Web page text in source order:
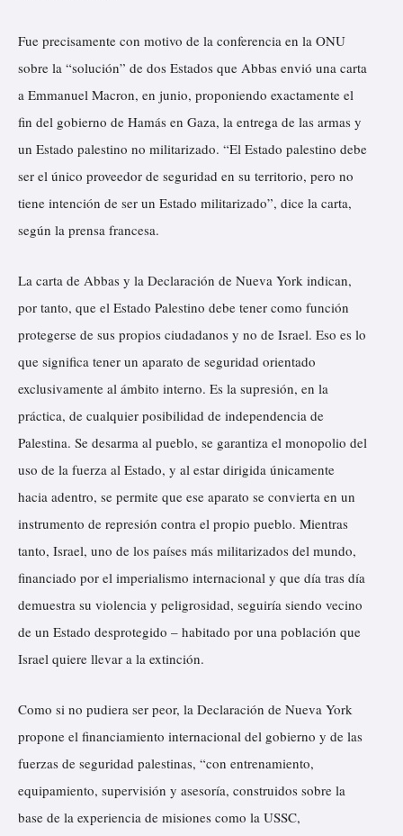
Fue precisamente con motivo de la conferencia en la ONU
sobre la “solución” de dos Estados que Abbas envió una carta
a Emmanuel Macron, en junio, proponiendo exactamente el
fin del gobierno de Hamás en Gaza, la entrega de las armas y
un Estado palestino no militarizado. “El Estado palestino debe
ser el único proveedor de seguridad en su territorio, pero no
tiene intención de ser un Estado militarizado”, dice la carta,
según la prensa francesa.
La carta de Abbas y la Declaración de Nueva York indican,
por tanto, que el Estado Palestino debe tener como función
protegerse de sus propios ciudadanos y no de Israel. Eso es lo
que significa tener un aparato de seguridad orientado
exclusivamente al ámbito interno. Es la supresión, en la
práctica, de cualquier posibilidad de independencia de
Palestina. Se desarma al pueblo, se garantiza el monopolio del
uso de la fuerza al Estado, y al estar dirigida únicamente
hacia adentro, se permite que ese aparato se convierta en un
instrumento de represión contra el propio pueblo. Mientras
tanto, Israel, uno de los países más militarizados del mundo,
financiado por el imperialismo internacional y que día tras día
demuestra su violencia y peligrosidad, seguiría siendo vecino
de un Estado desprotegido – habitado por una población que
Israel quiere llevar a la extinción.
Como si no pudiera ser peor, la Declaración de Nueva York
propone el financiamiento internacional del gobierno y de las
fuerzas de seguridad palestinas, “con entrenamiento,
equipamiento, supervisión y asesoría, construidos sobre la
base de la experiencia de misiones como la USSC,